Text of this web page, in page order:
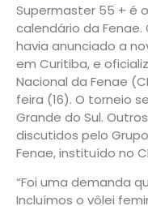
Supermaster 55 + é
calendário da
havia anunciado a
em Curitiba, e
Nacional da Fenae
feira (16). O torneio
Grande do Sul.
discutidos pelo
Fenae, instituído no
“Foi uma demanda
Incluímos o vôlei